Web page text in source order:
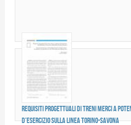
Requisiti progettuali di treni merci a
d’esercizio sulla linea Torino-Savona